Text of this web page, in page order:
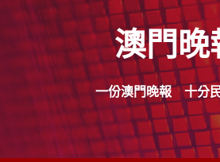
Skip
content
澳門晚
一份澳門晚報 十分